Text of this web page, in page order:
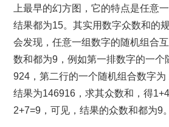
上最早的幻方图，它的特点是任意
结果都为15。其实用数字众数和的
会发现，任意一组数字的随机组合
数和都为9，例如第一排数字的一个
924，第二行的一个随机组合数字
结果为146916，求其众数和，得
2+7=9，可见，结果的众数和都为9。